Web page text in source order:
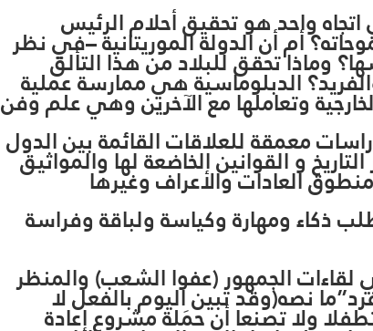
واحد هو تحقيق أحلام الرئيس
أم أن الدولة الموريتانية –في نظر
وماذا تحقق للبلاد من هذا التألق
الدبلوماسية هي ممارسة عملية
وتعاملها مع الآخرين وهي علم وفن
معمقة للعلاقات القائمة بين الدول
و القوانين الخاضعة لها والمواثيق
العادات والأعراف وغيرها
ذكاء ومهارة وكياسة ولباقة وفراسة
الجمهور (عفوا الشعب) والمنظر
نصه(وقد تبين اليوم بالفعل لا
ولا تصنعا أن حمَلة مشروع إعادة